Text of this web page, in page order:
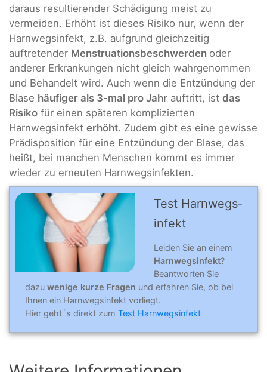
daraus resultierender Schädigung meist zu
vermeiden. Erhöht ist dieses Risiko nur, wenn der
Harnwegsinfekt, z.B. aufgrund gleichzeitig
auftretender Menstruationsbeschwerden oder
anderer Erkrankungen nicht gleich wahrgenommen
und Behandelt wird. Auch wenn die Entzündung der
Blase häufiger als 3-mal pro Jahr auftritt, ist das
Risiko für einen späteren komplizierten
Harnwegsinfekt erhöht. Zudem gibt es eine gewisse
Prädisposition für eine Entzündung der Blase, das
heißt, bei manchen Menschen kommt es immer
wieder zu erneuten Harnwegsinfekten.
Test Harn­wegs­
in­fekt
Leiden Sie an einem
Harnwegsinfekt?
Beantworten Sie
dazu wenige kurze Fragen und erfahren Sie, ob bei
Ihnen ein Harnwegsinfekt vorliegt.
Hier geht´s direkt zum Test Harnwegsinfekt